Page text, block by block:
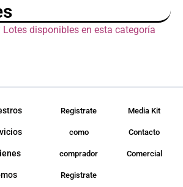
Lotes disponibles en esta categoría
Registrate
como
comprador
Registrate
Media Kit
Contacto
Comercial